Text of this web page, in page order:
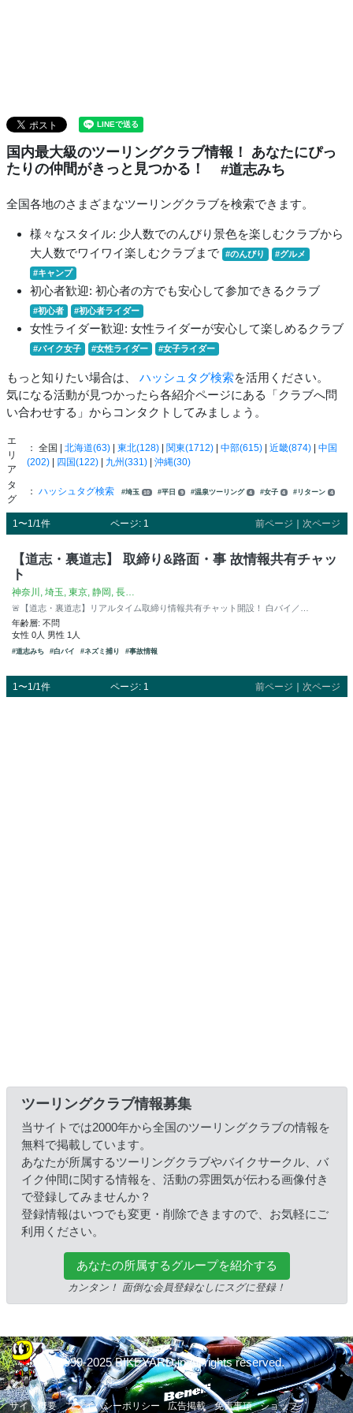
国内最大級のツーリングクラブ情報！ あなたにぴっ
たりの仲間がきっと見つかる！
#道志みち
全国各地のさまざまなツーリングクラブを検索できます。
様々なスタイル: 少人数でのんびり景色を楽しむクラブから
大人数でワイワイ楽しむクラブまで
#のんびり
#グルメ
#キャンプ
初心者歓迎: 初心者の方でも安心して参加できるクラブ
#初心者 #初心者ライダー
女性ライダー歓迎: 女性ライダーが安心して楽しめるクラブ
#バイク女子 #女性ライダー #女子ライダー
もっと知りたい場合は、 ハッシュタグ検索を活用ください。
気になる活動が見つかったら各紹介ページにある「クラブへ問
い合わせする」からコンタクトしてみましょう。
エ
リ
ア
： 全国 | 北海道(63)| 東北(128)| 関東(1712)| 中部(615)| 近畿(874)| 中国
(202)| 四国(122)| 九州(331)| 沖縄(30)
タ
グ
： ハッシュタグ検索 #埼玉 10 #平日 9 #温泉ツーリング 4 #女子 4 #リターン 4
1〜1/1件 ページ: 1 前ページ 次ページ
【道志・裏道志】 取締り&路面・事 故情報共有チャッ
ト
神奈川, 埼玉, 東京, 静岡, 長…
🚨【道志・裏道志】リアルタイム取締り情報共有チャット開設！ 白バイ／…
年齢層: 不問
女性 0人 男性 1人
#道志みち #白バイ #ネズミ捕り #事故情報
1〜1/1件 ページ: 1 前ページ ｜ 次ページ
ツーリングクラブ情報募集
当サイトでは2000年から全国のツーリングクラブの情報を
無料で掲載しています。
あなたが所属するツーリングクラブやバイクサークル、バ
イク仲間に関する情報を、活動の雰囲気が伝わる画像付き
で登録してみませんか？
登録情報はいつでも変更・削除できますので、お気軽にご
利用ください。
あなたの所属するグループを紹介する
カンタン！ 面倒な会員登録なしにスグに登録！
© 1999-2025 BIKEYARD.jp All rights reserved.
サイト概要 プライバシーポリシー 広告掲載 免責事項 ショップ